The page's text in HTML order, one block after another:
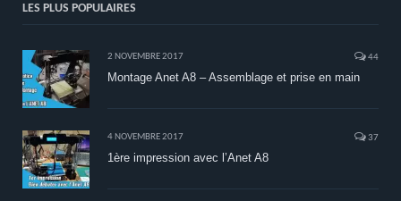
LES PLUS POPULAIRES
2 NOVEMBRE 2017 44
Montage Anet A8 – Assemblage et prise en main
4 NOVEMBRE 2017 37
1ère impression avec l’Anet A8